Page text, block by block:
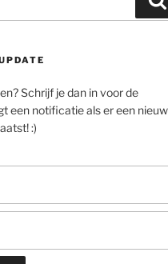
Schrijf je dan in voor de
een notificatie als er een
:)